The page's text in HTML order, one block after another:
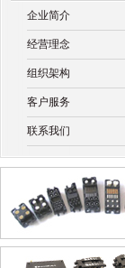
企业简介
经营理念
组织架构
客户服务
联系我们